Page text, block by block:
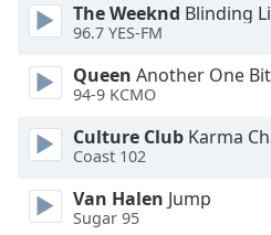
Text
Edge
Style
Font
The Weeknd Blinding
96.7 YES-FM
Queen Another One
94-9 KCMO
Culture Club Karma
Coast 102
Van Halen Jump
Sugar 95